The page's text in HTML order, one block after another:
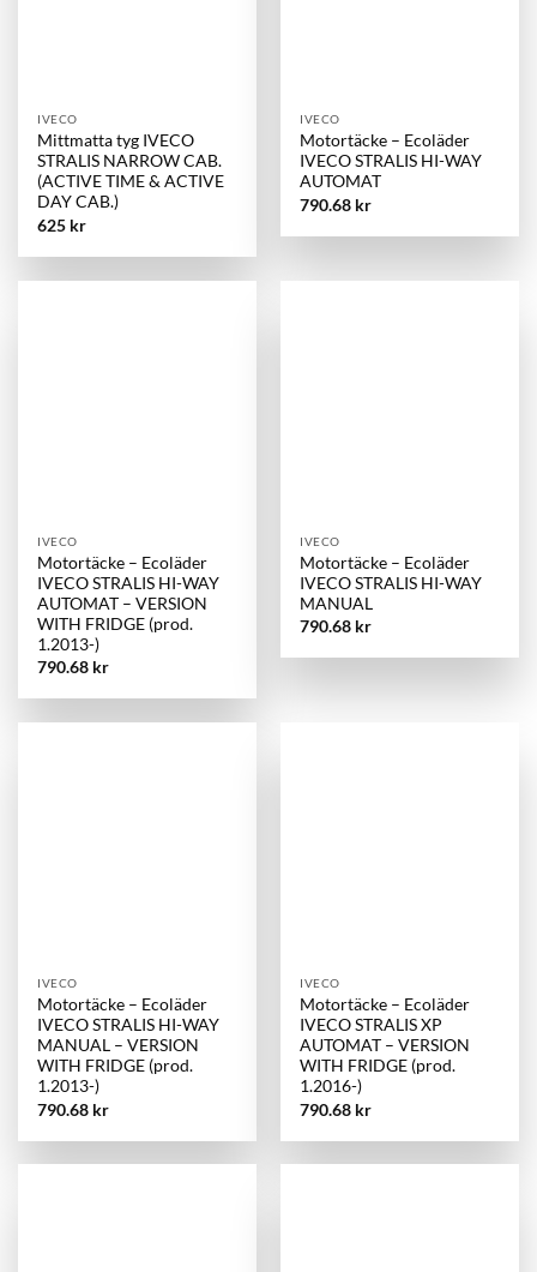
IVECO
Mittmatta tyg IVECO
STRALIS NARROW CAB.
(ACTIVE TIME & ACTIVE
DAY CAB.)
625 kr
IVECO
Motortäcke – Ecoläder
IVECO STRALIS HI-WAY
AUTOMAT
790.68 kr
IVECO
Motortäcke – Ecoläder
IVECO STRALIS HI-WAY
AUTOMAT – VERSION
WITH FRIDGE (prod.
1.2013-)
790.68 kr
IVECO
Motortäcke – Ecoläder
IVECO STRALIS HI-WAY
MANUAL
790.68 kr
IVECO
Motortäcke – Ecoläder
IVECO STRALIS HI-WAY
MANUAL – VERSION
WITH FRIDGE (prod.
1.2013-)
790.68 kr
IVECO
Motortäcke – Ecoläder
IVECO STRALIS XP
AUTOMAT – VERSION
WITH FRIDGE (prod.
1.2016-)
790.68 kr